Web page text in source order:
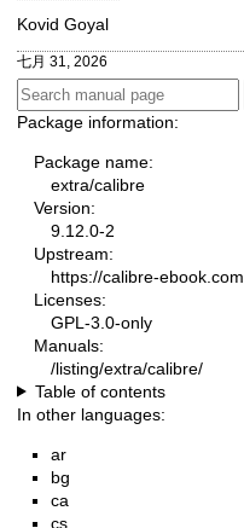
Kovid Goyal
七月 31, 2026
Package information:
Package name:
extra/calibre
Version:
9.12.0-2
Upstream:
https://calibre-ebook.com
Licenses:
GPL-3.0-only
Manuals:
/listing/extra/calibre/
Table of contents
In other languages:
ar
bg
ca
cs